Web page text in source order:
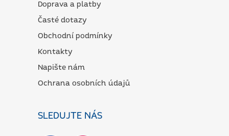
Doprava a platby
Časté dotazy
Obchodní podmínky
Kontakty
Napište nám
Ochrana osobních údajů
SLEDUJTE NÁS